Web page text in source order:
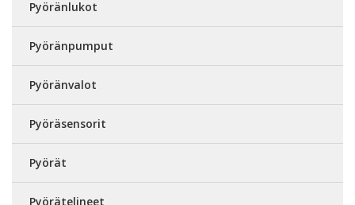
Pyöränlukot
Pyöränpumput
Pyöränvalot
Pyöräsensorit
Pyörät
Pyörätelineet